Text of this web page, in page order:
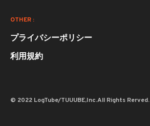
OTHER :
プライバシーポリシー
利用規約
© 2022 LogTube/TUUUBE,Inc.All Rights Rerved.